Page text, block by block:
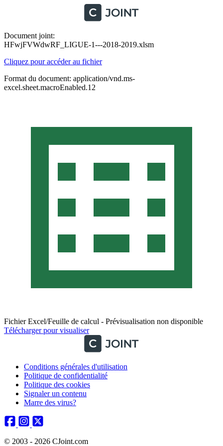
Document joint:
HFwjFVWdwRF_LIGUE-1---2018-2019.xlsm
Cliquez pour accéder au fichier
Format du document: application/vnd.ms-
excel.sheet.macroEnabled.12
Fichier Excel/Feuille de calcul - Prévisualisation non disponible
Télécharger pour visualiser
Conditions générales d'utilisation
Politique de confidentialité
Politique des cookies
Signaler un contenu
Marre des virus?
© 2003 - 2026 CJoint.com